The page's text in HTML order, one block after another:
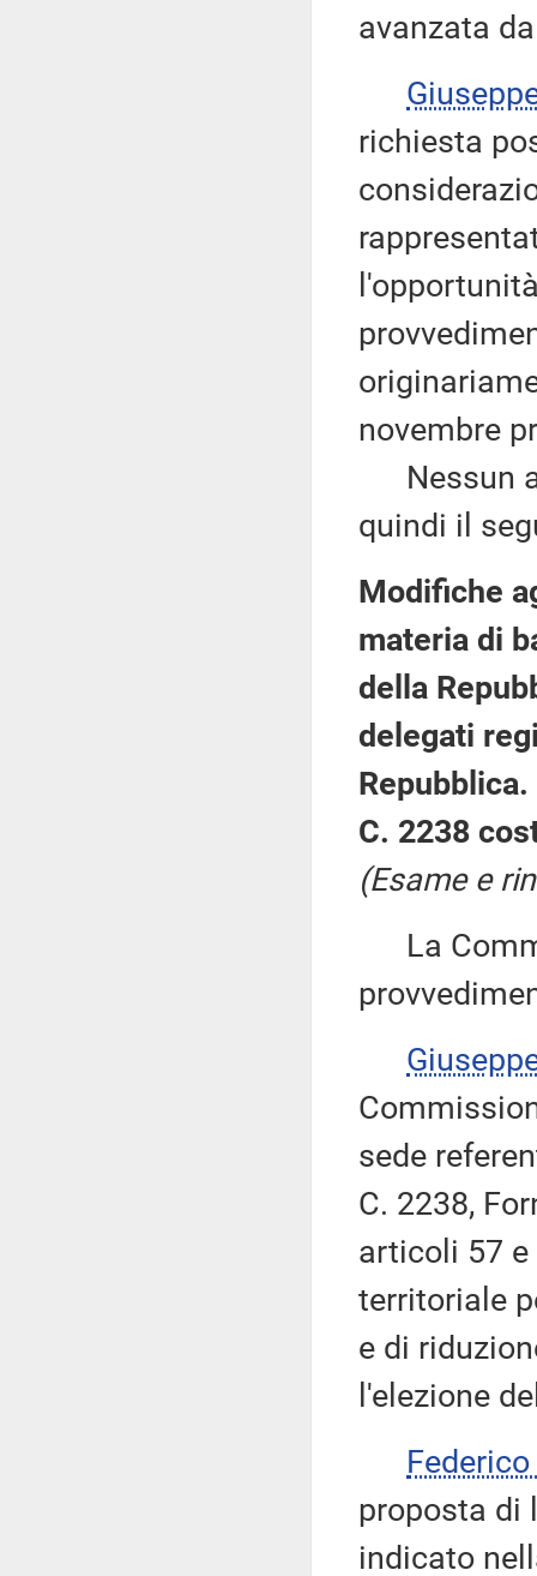
avanzata
richiesta
novembre
Nessun
quindi il
Modifiche
materia di
della
delegati
Repubblica.
C. 2238
(Esame e
La
sede
C. 2238,
articoli 57 e
territoriale
e di
l'elezione
Federico
proposta di
indicato